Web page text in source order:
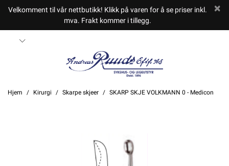
Velkomment til vår nettbutikk! Klikk på varen for å se priser inkl.
mva. Frakt kommer i tillegg.
Hjem Kirurgi Skarpe skjeer SKARP SKJE VOLKMANN 0 - Medicon